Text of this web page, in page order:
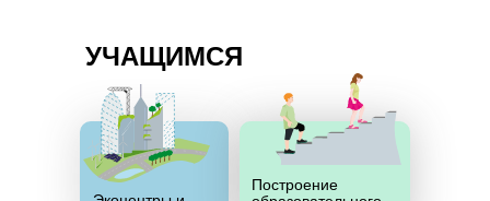
Построение
УЧАЩИМСЯ